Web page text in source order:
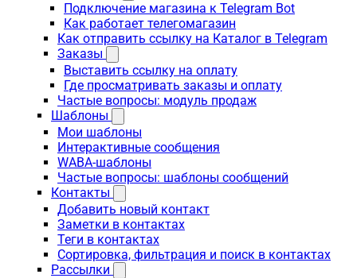
Подключение магазина к Telegram Bot
Как работает телегомагазин
Как отправить ссылку на Каталог в Telegram
Заказы
Выставить ссылку на оплату
Где просматривать заказы и оплату
Частые вопросы: модуль продаж
Шаблоны
Мои шаблоны
Интерактивные сообщения
WABA-шаблоны
Частые вопросы: шаблоны сообщений
Контакты
Добавить новый контакт
Заметки в контактах
Теги в контактах
Сортировка, фильтрация и поиск в контактах
Рассылки